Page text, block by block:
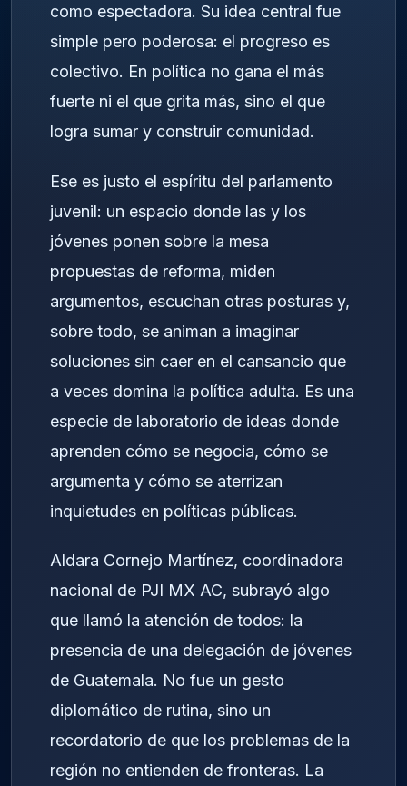
como espectadora. Su idea central fue
simple pero poderosa: el progreso es
colectivo. En política no gana el más
fuerte ni el que grita más, sino el que
logra sumar y construir comunidad.
Ese es justo el espíritu del parlamento
juvenil: un espacio donde las y los
jóvenes ponen sobre la mesa
propuestas de reforma, miden
argumentos, escuchan otras posturas y,
sobre todo, se animan a imaginar
soluciones sin caer en el cansancio que
a veces domina la política adulta. Es una
especie de laboratorio de ideas donde
aprenden cómo se negocia, cómo se
argumenta y cómo se aterrizan
inquietudes en políticas públicas.
Aldara Cornejo Martínez, coordinadora
nacional de PJI MX AC, subrayó algo
que llamó la atención de todos: la
presencia de una delegación de jóvenes
de Guatemala. No fue un gesto
diplomático de rutina, sino un
recordatorio de que los problemas de la
región no entienden de fronteras. La